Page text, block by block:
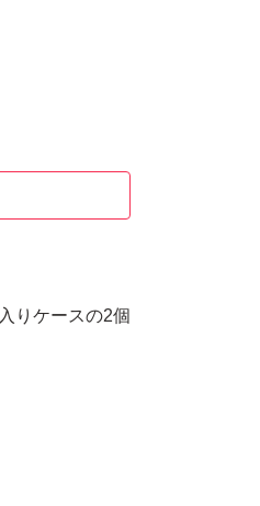
りケースの2個